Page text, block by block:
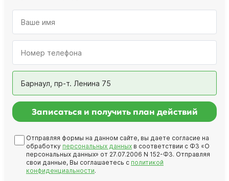
Барнаул, пр-т. Ленина 75
Записаться и получить план действий
Отправляя формы на данном сайте, вы даете согласие на
обработку персональных данных в соответствии с ФЗ «О
персональных данных» от 27.07.2006 N 152-ФЗ. Отправляя
свои данные, Вы соглашаетесь с политикой
конфиденциальности.